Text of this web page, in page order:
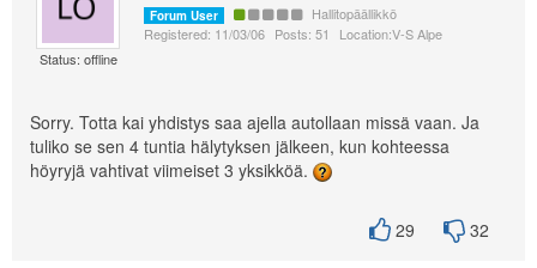
Status: offline
Forum User
Hallitopäällikkö
Registered: 11/03/06 Posts: 51 Location:V-S Alpe
Sorry. Totta kai yhdistys saa ajella autollaan missä vaan. Ja
tuliko se sen 4 tuntia hälytyksen jälkeen, kun kohteessa
höyryjä vahtivat viimeiset 3 yksikköä.
29 32